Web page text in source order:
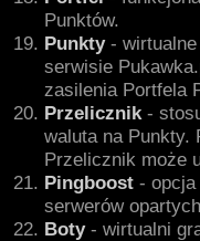
Punktów.
Punkty- wirtualne
serwisie
zasilenia Portfela
Przelicznik-
waluta na Punkty.
Przelicznik może
Pingboost -
serwerów
Boty- wirtualni